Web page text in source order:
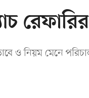
ও নিয়ম মেনে